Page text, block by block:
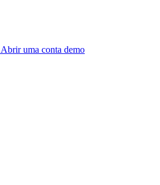
Abrir uma conta demo